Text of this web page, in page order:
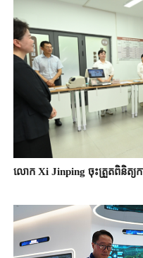
លោក Xi Jinping ចុះត្រួតពិនិត្យក